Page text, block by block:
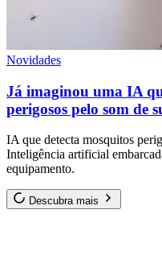
Novidades
Já imaginou uma IA
perigosos pelo som de
IA que detecta mosquitos
Inteligência artificial
equipamento.
Descubra mais